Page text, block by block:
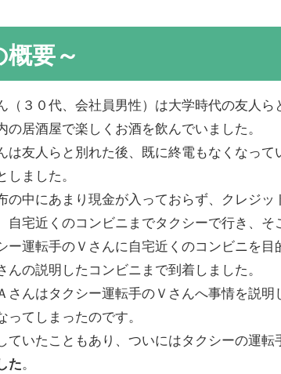
概要～
（３０代、会社員男性）は大学時代の友人ら
の居酒屋で楽しくお酒を飲んでいました。
は友人らと別れた後、既に終電もなくなって
ました。
の中にあまり現金が入っておらず、クレジッ
自宅近くのコンビニまでタクシーで行き、
ー運転手のＶさんに自宅近くのコンビニを目
の説明したコンビニまで到着しました。
さんはタクシー運転手のＶさんへ事情を説明
てしまったのです。
ていたこともあり、ついにはタクシーの運転
た。